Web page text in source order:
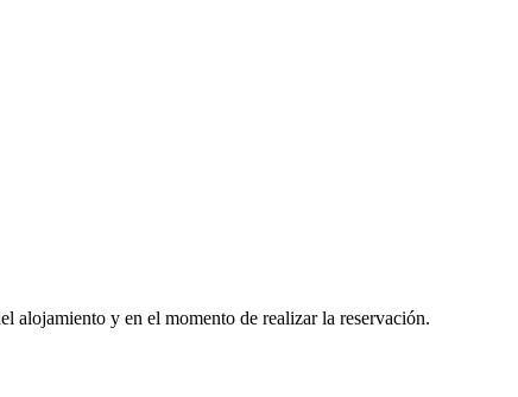
alojamiento y en el momento de realizar la reservación.